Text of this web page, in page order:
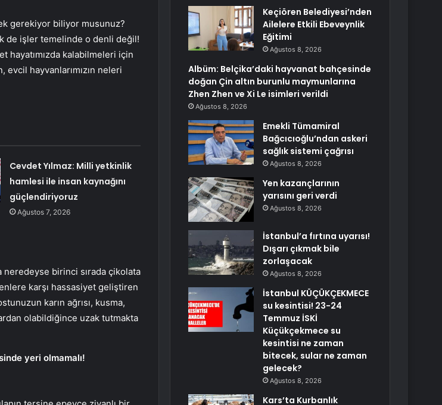
gerekiyor biliyor musunuz?
de işler temelinde o denli değil!
hayatımızda kalabilmeleri için
hayvanlarımızın neleri
Cevdet Yılmaz: Milli yetkinlik
hamlesi ile insan kaynağını
güçlendiriyoruz
Ağustos 7, 2026
birinci sırada çikolata
karşı hassasiyet geliştiren
karın ağrısı, kusma,
olabildiğince uzak tutmakta
yeri olmamalı!
Keçiören Belediyesi’nden
Ailelere Etkili Ebeveynlik
Eğitimi
Ağustos 8, 2026
Albüm: Belçika’daki hayvanat bahçesinde
doğan Çin altın burunlu maymunlarına
Zhen Zhen ve Xi Le isimleri verildi
Ağustos 8, 2026
Emekli Tümamiral
Bağcıcıoğlu’ndan askeri
sağlık sistemi çağrısı
Ağustos 8, 2026
Yen kazançlarının
yarısını geri verdi
Ağustos 8, 2026
İstanbul’a fırtına uyarısı!
Dışarı çıkmak bile
zorlaşacak
Ağustos 8, 2026
İstanbul KÜÇÜKÇEKMECE
su kesintisi! 23-24
Temmuz İSKİ
Küçükçekmece su
kesintisi ne zaman
bitecek, sular ne zaman
gelecek?
Ağustos 8, 2026
Kars’ta Kurbanlık